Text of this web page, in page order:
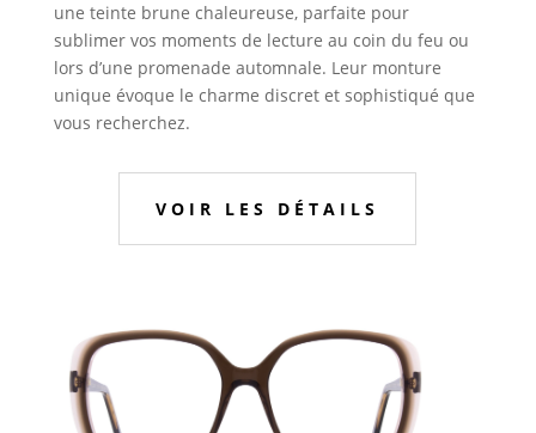
une teinte brune chaleureuse, parfaite pour
sublimer vos moments de lecture au coin du feu ou
lors d’une promenade automnale. Leur monture
unique évoque le charme discret et sophistiqué que
vous recherchez.
VOIR LES DÉTAILS